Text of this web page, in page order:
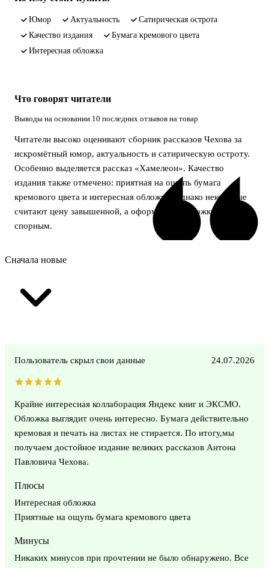
юмор актуальность
сатирическая острота
качество издания
бумага кремового цвета
интересная обложка
Что говорят читатели
Выводы на основании 10 последних отзывов на товар
Читатели высоко оценивают сборник рассказов Чехова за
искромётный юмор, актуальность и сатирическую остроту.
Особенно выделяется рассказ «Хамелеон». Качество
издания также отмечено: приятная на ощупь бумага
кремового цвета и интересная обложка. Однако некоторые
считают цену завышенной, а оформление обложки —
спорным.
Сначала новые
Пользователь скрыл свои данные 24.07.2026
Крайне интересная коллаборация Яндекс книг и ЭКСМО.
Обложка выглядит очень интересно. Бумага действительно
кремовая и печать на листах не стирается. По итогу,мы
получаем достойное издание великих рассказов Антона
Павловича Чехова.
Плюсы
Интересная обложка
Приятные на ощупь бумага кремового цвета
Минусы
Никаких минусов при прочтении не было обнаружено. Все